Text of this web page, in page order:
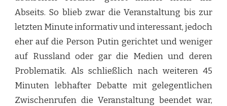
Abseits. So blieb zwar die Veranstaltung bis zur
letzten Minute informativ und interessant, jedoch
eher auf die Person Putin gerichtet und weniger
auf Russland oder gar die Medien und deren
Problematik. Als schließlich nach weiteren 45
Minuten lebhafter Debatte mit gelegentlichen
Zwischenrufen die Veranstaltung beendet war,